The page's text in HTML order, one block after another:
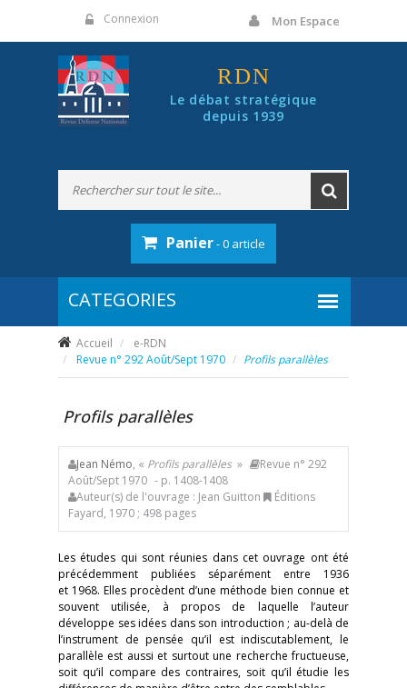
Connexion Mon Espace
RDN
Le débat stratégique
depuis 1939
Panier- 0 article
Accueil
e-RDN
Revue n° 292 Août/Sept 1970
Profils parallèles
Profils parallèles
Jean Némo, « Profils parallèles »
Revue n° 292
Août/Sept 1970 - p. 1408-1408
Auteur(s) de l'ouvrage : Jean Guitton
Éditions
Fayard, 1970 ; 498 pages
Les études qui sont réunies dans cet ouvrage ont été
précédemment publiées séparément entre 1936
et 1968. Elles procèdent d’une méthode bien connue et
souvent utilisée, à propos de laquelle l’auteur
développe ses idées dans son introduction ; au-delà de
l’instrument de pensée qu’il est indiscutablement, le
parallèle est aussi et surtout une recherche fructueuse,
soit qu’il compare des contraires, soit qu’il étudie les